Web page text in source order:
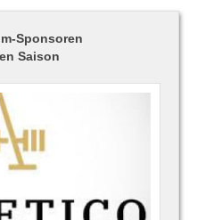
Sponsoren
Saison